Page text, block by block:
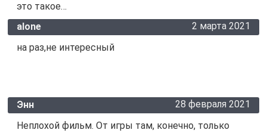
это такое…
alone
2 марта 2021
на раз,не интересный
Энн
28 февраля 2021
Неплохой фильм. От игры там, конечно, только